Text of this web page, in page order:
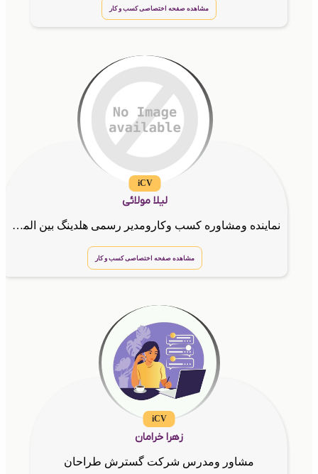
مشاهده صفحه اختصاصی کسب و کار
iCV
لیلا مولائی
نماینده ومشاوره کسب وکارومدیر رسمی هلدینگ بین المللیG.T.N.A
مشاهده صفحه اختصاصی کسب و کار
iCV
زهرا خرامان
مشاور ومدرس شرکت گسترش طراحان